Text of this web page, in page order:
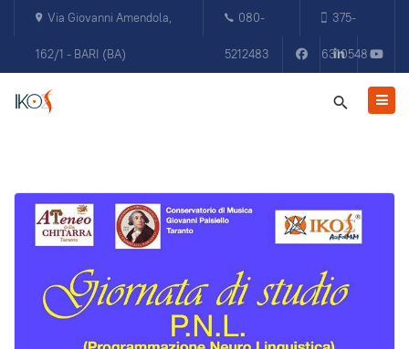
Via Giovanni Amendola,
162/1 - BARI (BA)
080-
5212483
375-
6310548